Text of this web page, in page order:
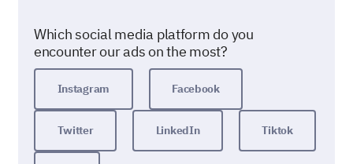
Which social media platform do you
encounter our ads on the most?
Instagram Facebook
Twitter LinkedIn Tiktok